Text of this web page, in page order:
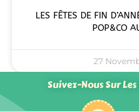
LES FÊTES DE FIN
POP&CO
27
Suivez-Nous Sur